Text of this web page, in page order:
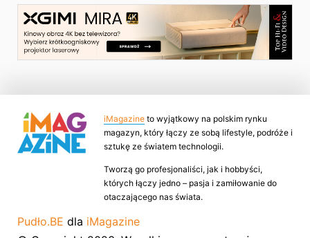
iMagazine to wyjątkowy na polskim rynku
magazyn, który łączy ze sobą lifestyle, podróże i
sztukę ze światem technologii.
Tworzą go profesjonaliści, jak i hobbyści,
których łączy jedno – pasja i zamiłowanie do
otaczającego nas świata.
Pudło.BE dla iMagazine